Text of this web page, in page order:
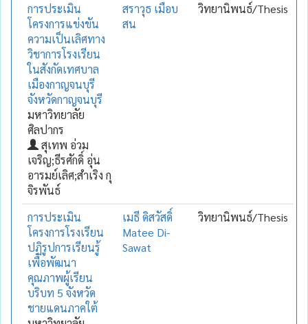
การประเมิน
โครงการแข่งขัน
ความเป็นเลิศทาง
วิชาการโรงเรียน
ในสังกัดเทศบาล
เมืองกาญจนบุรี
จังหวัดกาญจนบุรี
มหาวิทยาลัย
ศิลปากร
สุเทพ อ่วม
เจริญ;ธีรศักดิ์ อุ่น
อารมย์เลิศ;สำเริง กุ
จิรพันธ์
สราวุธ เมือบ
สน
วิทยานิพนธ์/Thesis
การประเมิน
โครงการโรงเรียน
ปฏิรูปการเรียนรู้
เพื่อพัฒนา
คุณภาพผู้เรียน
บริบท 5 จังหวัด
ชายแดนภาคใต้
เมธี ดิสวัสดิ์
Matee Di-
Sawat
วิทยานิพนธ์/Thesis